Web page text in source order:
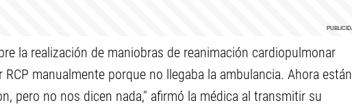
la realización de maniobras de reanimación cardiopulmonar
manualmente porque no llegaba la ambulancia. Ahora están
pero no nos dicen nada," afirmó la médica al transmitir su